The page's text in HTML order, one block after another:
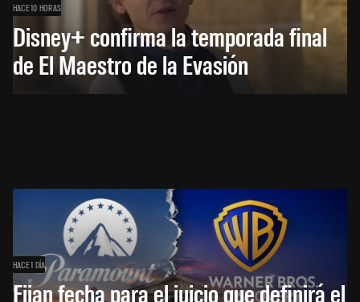
HACE 10 HORAS
Disney+ confirma la temporada final
de El Maestro de la Evasión
HACE 1 DÍA
Fijan fecha para el juicio que definirá el